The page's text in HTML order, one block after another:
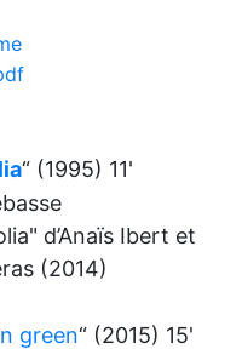
“ (1995) 11'
d’Anaïs Ibert et
(2014)
green“ (2015) 15'